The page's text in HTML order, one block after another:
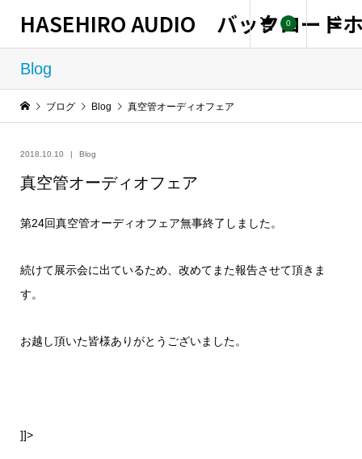
HASEHIRO AUDIO バックロード
0
Blog
ブログ Blog 真空管オーディオフェア
2018.10.10 Blog
真空管オーディオフェア
第24回真空管オーディオフェア無事終了しました。
続けて展示会に出ているため、改めてまた報告させて頂きま
す。
お越し頂いた皆様ありがとうございました。
]]>